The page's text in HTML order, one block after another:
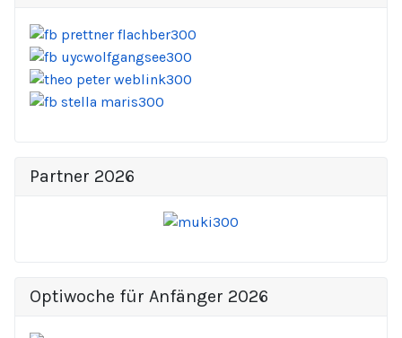
Partner 2026
Optiwoche für Anfänger 2026